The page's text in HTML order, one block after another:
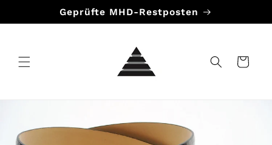
Inhalt
Geprüfte MHD-Restposten
Warenkorb